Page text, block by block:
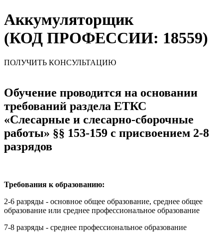
Аккумуляторщик
(КОД ПРОФЕССИИ: 18559)
ПОЛУЧИТЬ КОНСУЛЬТАЦИЮ
Обучение проводится на основании
требований раздела ЕТКС
«Слесарные и слесарно-сборочные
работы» §§ 153-159 с присвоением 2-8
разрядов
Требования к образованию:
2-6 разряды - основное общее образование, среднее общее
образование или среднее профессиональное образование
7-8 разряды - среднее профессиональное образование